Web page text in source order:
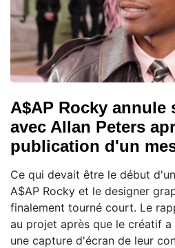
A$AP Rocky annule
avec Allan Peters
publication d'un
Ce qui devait être le début
A$AP Rocky et le designer
finalement tourné court. Le
au projet après que le créatif a
une capture d'écran de leur